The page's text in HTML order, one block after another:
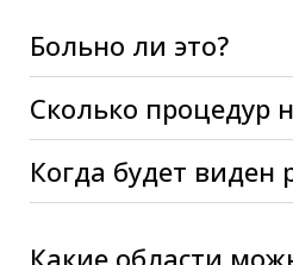
Больно ли это?
Сколько процедур
Когда будет виден
Какие области